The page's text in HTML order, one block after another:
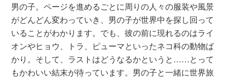
男の子。ページを進めるごとに周りの人々の服装や風景
がどんどん変わっていき、男の子が世界中を探し回って
いることがわかります。でも、彼の前に現れるのはライ
オンやヒョウ、トラ、ピューマといったネコ科の動物ば
かり。そして、ラストはどうなるかというと……とって
もかわいい結末が待っています。男の子と一緒に世界旅